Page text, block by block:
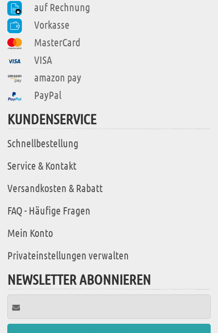
auf Rechnung
Vorkasse
MasterCard
VISA
amazon pay
PayPal
KUNDENSERVICE
Schnellbestellung
Service & Kontakt
Versandkosten & Rabatt
FAQ - Häufige Fragen
Mein Konto
Privateinstellungen verwalten
NEWSLETTER ABONNIEREN